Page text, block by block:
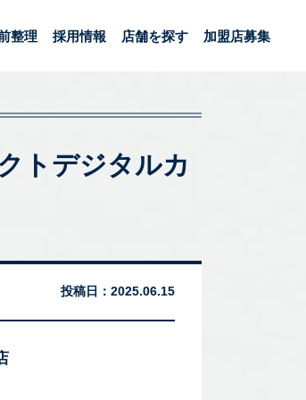
整理 採用情報 店舗を探す 加盟店募集
トデジタルカ
投稿日： 2025.06.15